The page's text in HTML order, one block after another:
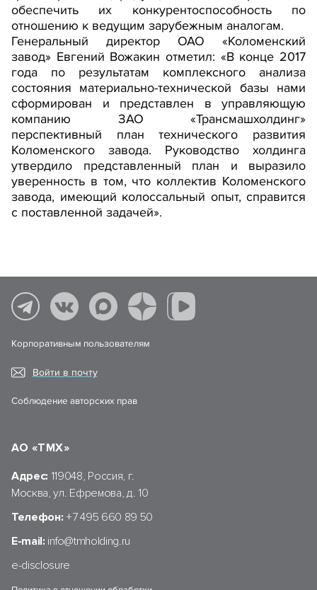
обеспечить их конкурентоспособность по
отношению к ведущим зарубежным аналогам.
Генеральный директор ОАО «Коломенский
завод» Евгений Вожакин отметил: «В конце 2017
года по результатам комплексного анализа
состояния материально-технической базы нами
сформирован и представлен в управляющую
компанию ЗАО «Трансмашхолдинг»
перспективный план технического развития
Коломенского завода. Руководство холдинга
утвердило представленный план и выразило
уверенность в том, что коллектив Коломенского
завода, имеющий колоссальный опыт, справится
с поставленной задачей».
Корпоративным пользователям
Войти в почту
Соблюдение авторских прав
АО «ТМХ»
Адрес: 119048, Россия, г.
Москва, ул. Ефремова, д. 10
Телефон: +7 495 660 89 50
E-mail: info@tmholding.ru
e-disclosure